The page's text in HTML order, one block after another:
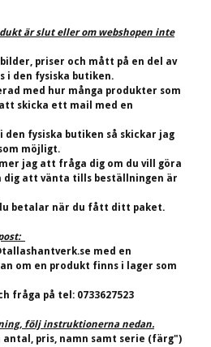
är slut eller om webshopen inte
priser och mått på en del av
i den fysiska butiken.
med hur många produkter som
skicka ett mail med en
den fysiska butiken så skickar jag
möjligt.
jag att fråga dig om du vill göra
dig att vänta tills beställningen är
betalar när du fått ditt paket.
med en
om en produkt finns i lager som
fråga på tel: 0733627523
följ instruktionerna nedan.
antal, pris, namn samt serie (färg")